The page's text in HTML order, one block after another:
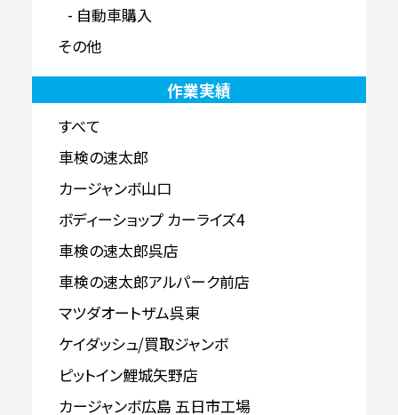
自動車購入
その他
作業実績
すべて
車検の速太郎
カージャンボ山口
ボディーショップ カーライズ4
車検の速太郎呉店
車検の速太郎アルパーク前店
マツダオートザム呉東
ケイダッシュ/買取ジャンボ
ピットイン鯉城矢野店
カージャンボ広島 五日市工場